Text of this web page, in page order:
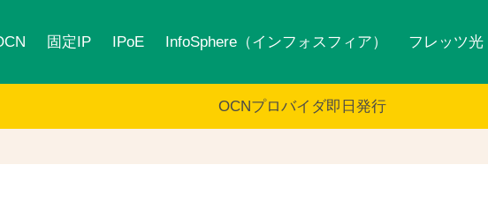
固定IP IPoE InfoSphere（インフォスフィア） フレッツ光
OCNプロバイダ即日発行